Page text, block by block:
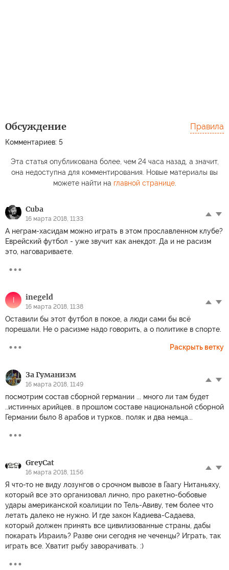
Обсуждение
Комментариев: 5
Правила
Эта статья опубликована более, чем 24 часа назад, а значит,
она недоступна для комментирования. Новые материалы вы
можете найти на главной странице.
Cuba
16 марта 2018, 11:33
А неграм-хасидам можно играть в этом прославленном клубе?
Еврейский футбол - уже звучит как анекдот. Да и не расизм
это, наговариваете.
I inegeld
16 марта 2018, 11:38
Оставили бы этот футбол в покое, а люди сами бы всё
порешали. Не о расизме надо говорить, а о политике в спорте.
Раскрыть ветку
За Гуманизм
16 марта 2018, 11:49
посмотрим состав сборной германии ... много ли там будет
..истинных арийцев.. в прошлом составе национальной сборной
Германии было 8 арабов и турков.. поляк и два немца...
GreyCat
16 марта 2018, 11:56
Я что-то не виду лозунгов о срочном вывозе в Гаагу Нитаньяху,
который все это организовал лично, про ракетно-бобовые
удары американской коалиции по Тель-Авиву, тем более что
летать далеко не нужно. И где закон Кадиева-Садаева,
который должен принять все цивилизованные страны, дабы
покарать Израиль? Разве они сегодня не чеченцы? Играть, так
играть все. Хватит рыбу заворачивать. :)